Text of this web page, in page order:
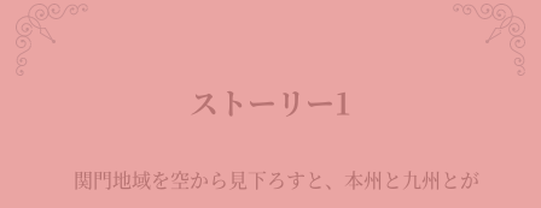
ストーリー1
関門地域を空から見下ろすと、本州と九州とが